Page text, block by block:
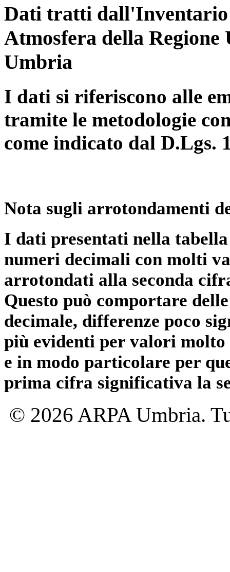
Dati tratti dall'Inventario
Atmosfera della
Umbria
I dati si riferiscono alle
tramite le metodologie
come indicato dal D.Lgs.
Nota sugli arrotondamenti
I dati presentati nella
numeri decimali con molti
arrotondati alla seconda
Questo può comportare
decimale, differenze poco
più evidenti per valori
e in modo particolare per
prima cifra significativa la
© 2026 ARPA Umbria.